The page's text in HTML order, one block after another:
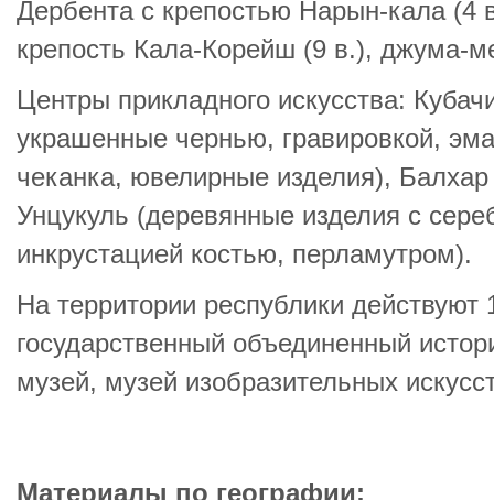
Дербента с крепостью Нарын-кала (4
крепость Кала-Корейш (9 в.), джума-
Центры прикладного искусства:
украшенные чернью, гравировкой,
чеканка, ювелирные изделия),
Унцукуль (деревянные изделия с
инкрустацией костью, перламутром).
На территории республики
государственный объединенный
музей, музей изобразительных
Материалы по географии: